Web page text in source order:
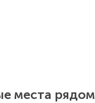
места рядом